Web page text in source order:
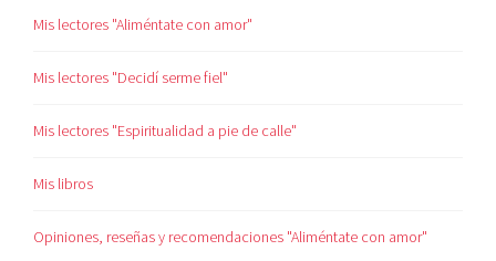
Mis lectores "Aliméntate con amor"
Mis lectores "Decidí serme fiel"
Mis lectores "Espiritualidad a pie de calle"
Mis libros
Opiniones, reseñas y recomendaciones "Aliméntate con amor"